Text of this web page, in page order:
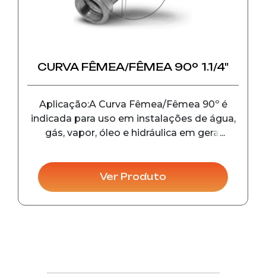
1
2 50
2.1/2 65
3 80
CURVA FÊMEA/FÊMEA 90º 1.1/4"
Aplicação:A Curva Fêmea/Fêmea 90º é
indicada para uso em instalações de água,
gás, vapor, óleo e hidráulica em geral
alterando a direção da rede de tubulação.
Este material é utilizado nos sistemas de
hidrantes, sistemas s
Ver Produto